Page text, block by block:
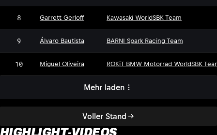
Voller Stand
8 Garrett Gerloff Kawasaki WorldSBK Team
9 Álvaro Bautista BARNI Spark Racing Team
10 Miguel Oliveira ROKiT BMW Motorrad WorldSBK
Mehr laden
HIGHLIGHT-VIDEOS